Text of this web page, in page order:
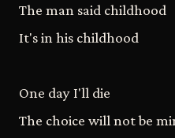
The man said childhood
It's in his childhood
One day I'll die
The choice will not be